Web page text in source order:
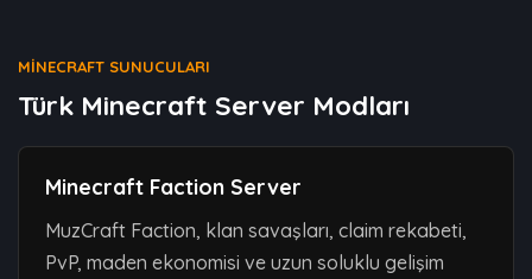
MINECRAFT SUNUCULARI
Türk Minecraft Server Modları
Minecraft Faction Server
MuzCraft Faction, klan savaşları, claim rekabeti,
PvP, maden ekonomisi ve uzun soluklu gelişim